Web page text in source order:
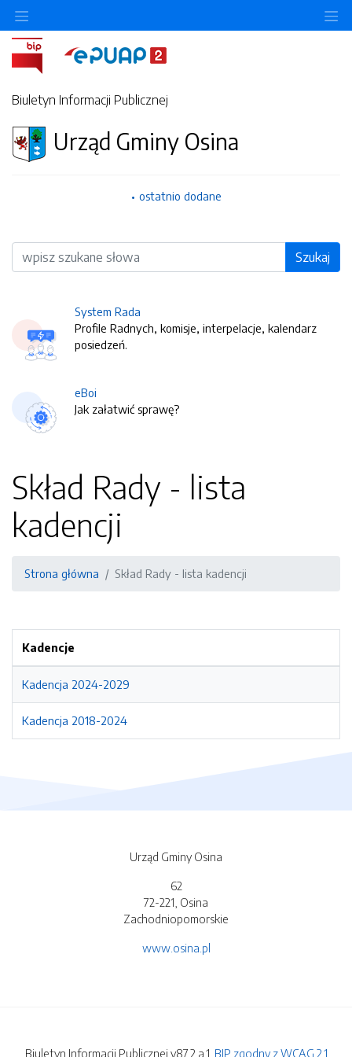
Biuletyn Informacji Publicznej
Urząd Gminy Osina
ostatnio dodane
Wyszukiwarka Szukaj
System Rada
Profile Radnych, komisje, interpelacje, kalendarz
posiedzeń.
eBoi
Jak załatwić sprawę?
Skład Rady - lista
kadencji
Strona główna Skład Rady - lista kadencji
Kadencje
Kadencja 2024-2029
Kadencja 2018-2024
Urząd Gminy Osina
62
72-221, Osina
Zachodniopomorskie
www.osina.pl
Biuletyn Informacji Publicznej v87.2.a.1. BIP zgodny z WCAG 2.1